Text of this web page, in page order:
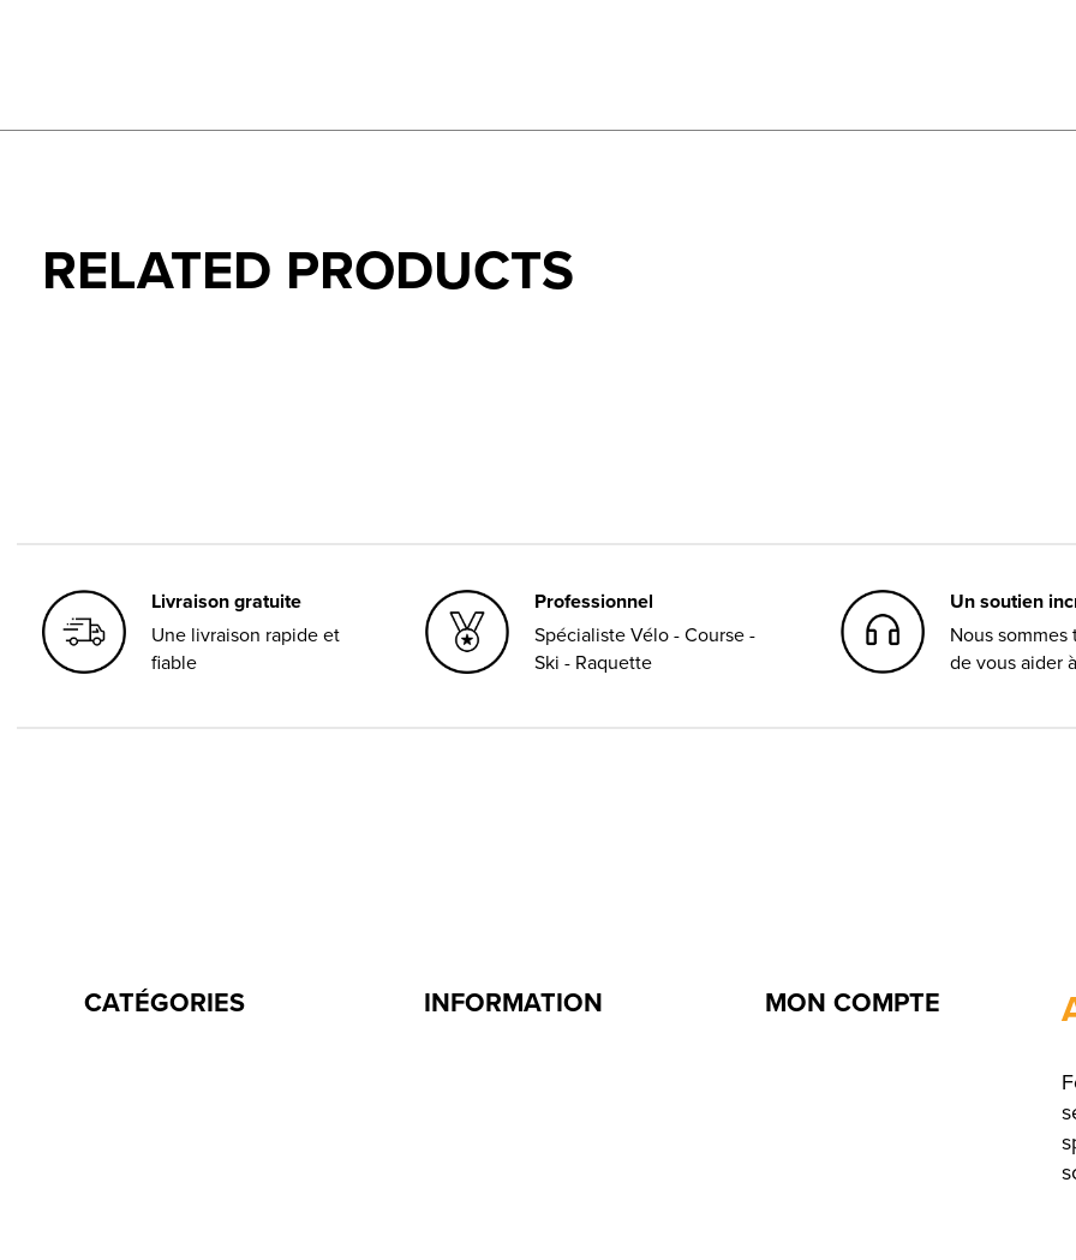
RELATED PRODUCTS
Livraison gratuite
Une livraison rapide et
fiable
Professionnel
Spécialiste Vélo - Course -
Ski - Raquette
Un soutien
Nous
de vous aider
CATÉGORIES INFORMATION MON COMPTE